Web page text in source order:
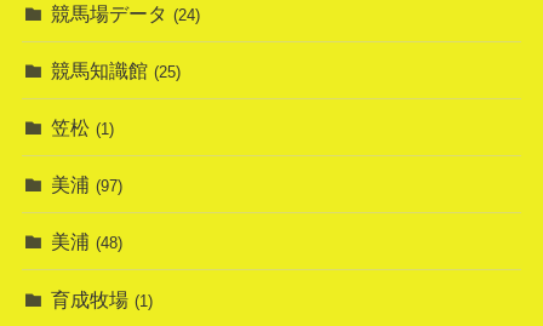
競馬場データ (24)
競馬知識館 (25)
笠松 (1)
美浦 (97)
美浦 (48)
育成牧場 (1)